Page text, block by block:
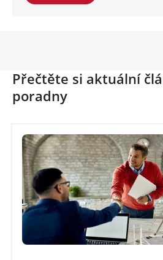
Přečtěte si aktuální
poradny